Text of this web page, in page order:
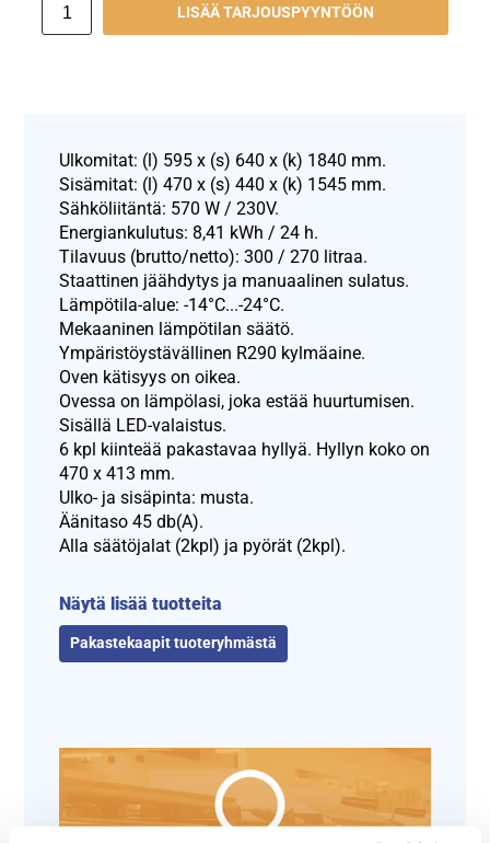
LISÄÄ TARJOUSPYYNTÖÖN
Ulkomitat: (l) 595 x (s) 640 x (k) 1840 mm.
Sisämitat: (l) 470 x (s) 440 x (k) 1545 mm.
Sähköliitäntä: 570 W / 230V.
Energiankulutus: 8,41 kWh / 24 h.
Tilavuus (brutto/netto): 300 / 270 litraa.
Staattinen jäähdytys ja manuaalinen sulatus.
Lämpötila-alue: -14°C...-24°C.
Mekaaninen lämpötilan säätö.
Ympäristöystävällinen R290 kylmäaine.
Oven kätisyys on oikea.
Ovessa on lämpölasi, joka estää huurtumisen.
Sisällä LED-valaistus.
6 kpl kiinteää pakastavaa hyllyä. Hyllyn koko on
470 x 413 mm.
Ulko- ja sisäpinta: musta.
Äänitaso 45 db(A).
Alla säätöjalat (2kpl) ja pyörät (2kpl).
Näytä lisää tuotteita
Pakastekaapit tuoteryhmästä